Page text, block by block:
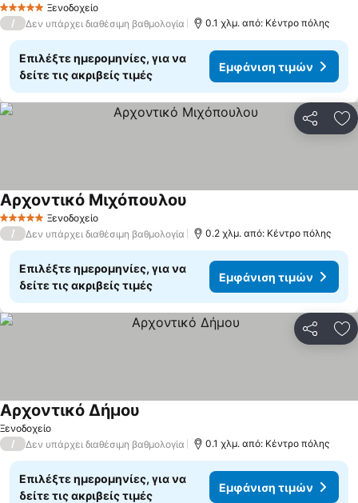
5 Αστέρια Ξενοδοχείο
/ Δεν υπάρχει διαθέσιμη βαθμολογία 0.1 χλμ. από: Κέντρο πόλης
Επιλέξτε ημερομηνίες, για να
δείτε τις ακριβείς τιμές
Εμφάνιση τιμών
5 Αστέρια Ξενοδοχείο
Αρχοντικό Μιχόπουλου
/ Δεν υπάρχει διαθέσιμη βαθμολογία 0.2 χλμ. από: Κέντρο πόλης
Επιλέξτε ημερομηνίες, για να
δείτε τις ακριβείς τιμές
Εμφάνιση τιμών
Ξενοδοχείο
Αρχοντικό Δήμου
/ Δεν υπάρχει διαθέσιμη βαθμολογία 0.1 χλμ. από: Κέντρο πόλης
Επιλέξτε ημερομηνίες, για να
δείτε τις ακριβείς τιμές
Εμφάνιση τιμών